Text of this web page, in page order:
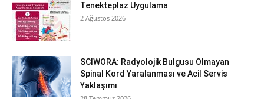
Tenekteplaz Uygulama
2 Ağustos 2026
SCIWORA: Radyolojik Bulgusu Olmayan
Spinal Kord Yaralanması ve Acil Servis
Yaklaşımı